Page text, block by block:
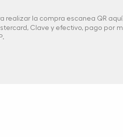
realizar la compra escanea QR
Clave y efectivo, pago por